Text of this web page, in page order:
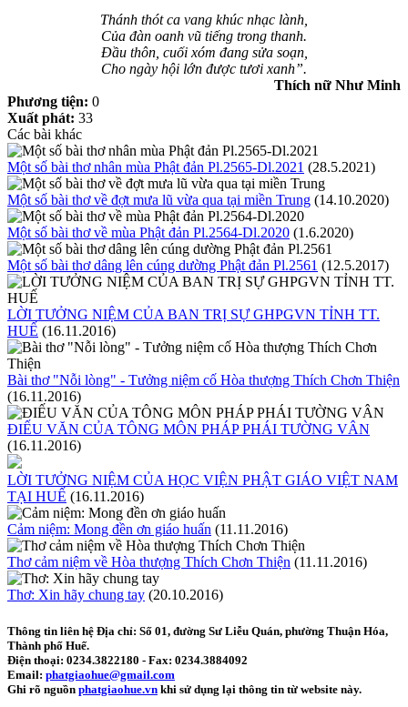
Thánh thót ca vang khúc nhạc lành,
Của đàn oanh vũ tiếng trong thanh.
Đầu thôn, cuối xóm đang sửa soạn,
Cho ngày hội lớn được tươi xanh”.
Thích nữ Như Minh
Phương tiện: 0
Xuất phát: 33
Các bài khác
Một số bài thơ nhân mùa Phật đản Pl.2565-Dl.2021 (28.5.2021)
Một số bài thơ về đợt mưa lũ vừa qua tại miền Trung (14.10.2020)
Một số bài thơ về mùa Phật đản Pl.2564-Dl.2020 (1.6.2020)
Một số bài thơ dâng lên cúng dường Phật đản Pl.2561 (12.5.2017)
LỜI TƯỞNG NIỆM CỦA BAN TRỊ SỰ GHPGVN TỈNH TT.
HUẾ (16.11.2016)
Bài thơ "Nỗi lòng" - Tưởng niệm cố Hòa thượng Thích Chơn Thiện
(16.11.2016)
ĐIẾU VĂN CỦA TÔNG MÔN PHÁP PHÁI TƯỜNG VÂN
(16.11.2016)
LỜI TƯỞNG NIỆM CỦA HỌC VIỆN PHẬT GIÁO VIỆT NAM
TẠI HUẾ (16.11.2016)
Cảm niệm: Mong đền ơn giáo huấn (11.11.2016)
Thơ cảm niệm về Hòa thượng Thích Chơn Thiện (11.11.2016)
Thơ: Xin hãy chung tay (20.10.2016)
Thông tin liên hệ Địa chỉ: Số 01, đường Sư Liễu Quán, phường Thuận Hóa,
Thành phố Huế.
Điện thoại: 0234.3822180 - Fax: 0234.3884092
Email: phatgiaohue@gmail.com
Ghi rõ nguồn phatgiaohue.vn khi sử dụng lại thông tin từ website này.